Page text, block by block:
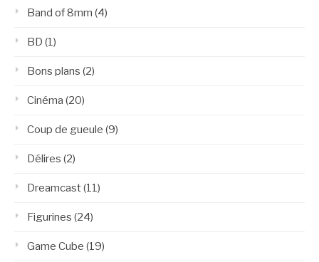
Band of 8mm (4)
BD (1)
Bons plans (2)
Cinéma (20)
Coup de gueule (9)
Délires (2)
Dreamcast(11)
Figurines (24)
Game Cube (19)